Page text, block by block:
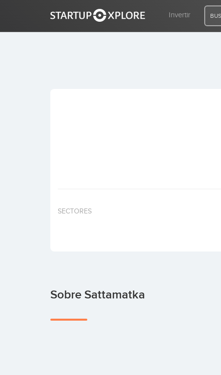
Invertir
SECTORES
Sobre Sattamatka